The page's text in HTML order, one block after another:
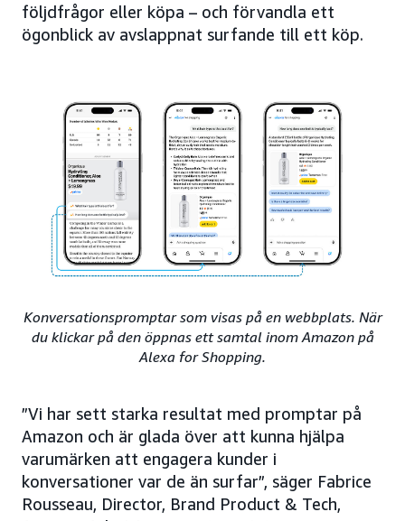
följdfrågor eller köpa – och förvandla ett
ögonblick av avslappnat surfande till ett köp.
Konversationspromptar som visas på en webbplats. När
du klickar på den öppnas ett samtal inom Amazon på
Alexa for Shopping.
”Vi har sett starka resultat med promptar på
Amazon och är glada över att kunna hjälpa
varumärken att engagera kunder i
konversationer var de än surfar”, säger Fabrice
Rousseau, Director, Brand Product & Tech,